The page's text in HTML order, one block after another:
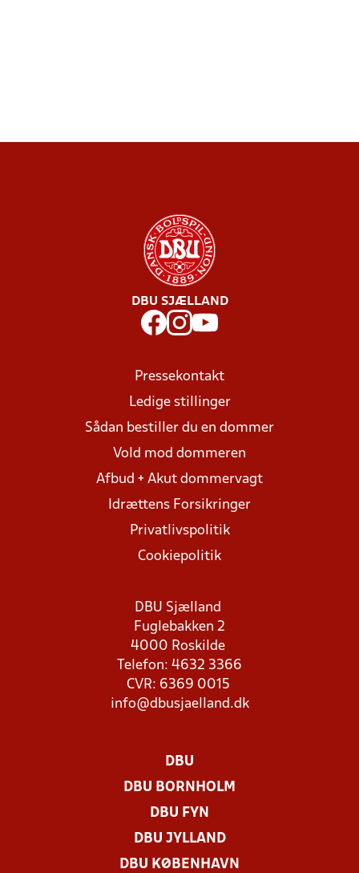
DBU SJÆLLAND
Pressekontakt
Ledige stillinger
Sådan bestiller du en dommer
Vold mod dommeren
Afbud + Akut dommervagt
Idrættens Forsikringer
Privatlivspolitik
Cookiepolitik
DBU Sjælland
Fuglebakken 2
4000 Roskilde
Telefon: 4632 3366
CVR: 6369 0015
info@dbusjaelland.dk
DBU
DBU BORNHOLM
DBU FYN
DBU JYLLAND
DBU KØBENHAVN